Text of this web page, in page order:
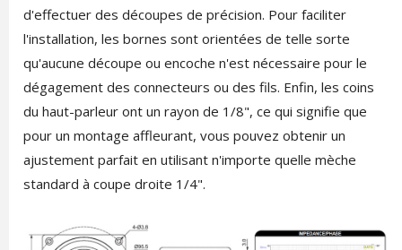
d'effectuer des découpes de précision. Pour faciliter
l'installation, les bornes sont orientées de telle sorte
qu'aucune découpe ou encoche n'est nécessaire pour le
dégagement des connecteurs ou des fils. Enfin, les coins
du haut-parleur ont un rayon de 1/8", ce qui signifie que
pour un montage affleurant, vous pouvez obtenir un
ajustement parfait en utilisant n'importe quelle mèche
standard à coupe droite 1/4".